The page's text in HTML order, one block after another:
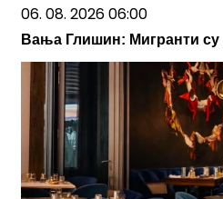
06. 08. 2026 06:00
Вања Глишин: Mигранти